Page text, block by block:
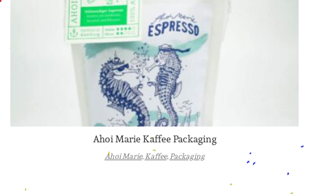
Ahoi Marie Kaffee Packaging
Ahoi Marie,Kaffee,Packaging